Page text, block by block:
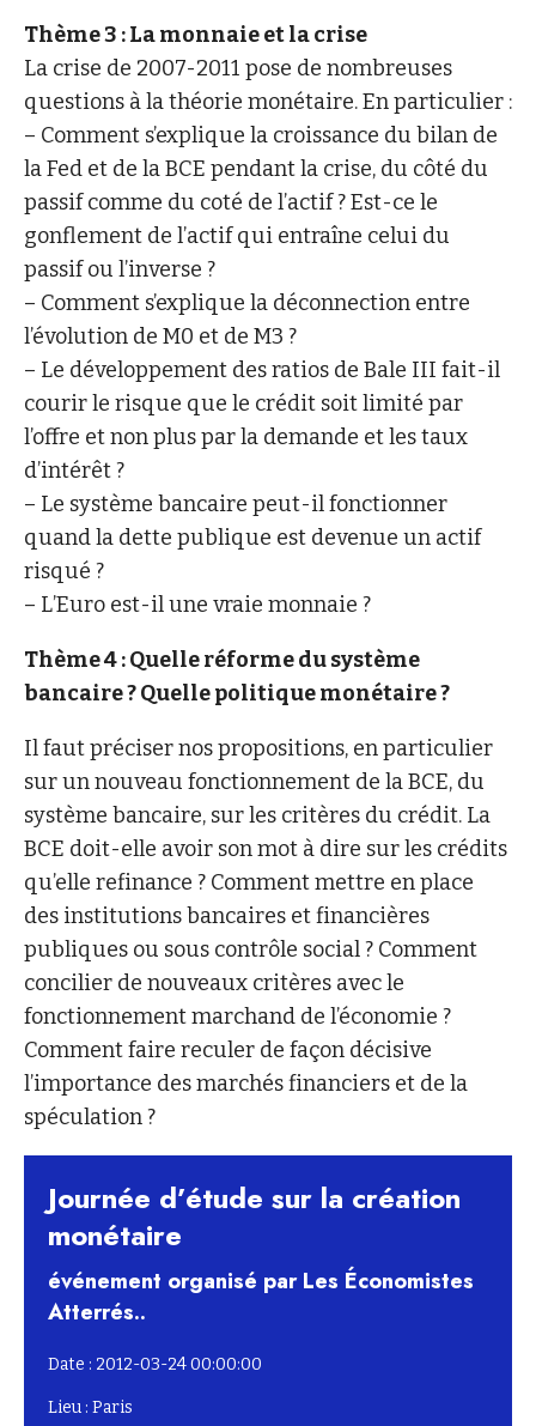
Thème 3 : La monnaie et la crise
La crise de 2007-2011 pose de nombreuses
questions à la théorie monétaire. En particulier :
– Comment s’explique la croissance du bilan de
la Fed et de la BCE pendant la crise, du côté du
passif comme du coté de l’actif ? Est-ce le
gonflement de l’actif qui entraîne celui du
passif ou l’inverse ?
– Comment s’explique la déconnection entre
l’évolution de M0 et de M3 ?
– Le développement des ratios de Bale III fait-il
courir le risque que le crédit soit limité par
l’offre et non plus par la demande et les taux
d’intérêt ?
– Le système bancaire peut-il fonctionner
quand la dette publique est devenue un actif
risqué ?
– L’Euro est-il une vraie monnaie ?
Thème 4 : Quelle réforme du système
bancaire ? Quelle politique monétaire ?
Il faut préciser nos propositions, en particulier
sur un nouveau fonctionnement de la BCE, du
système bancaire, sur les critères du crédit. La
BCE doit-elle avoir son mot à dire sur les crédits
qu’elle refinance ? Comment mettre en place
des institutions bancaires et financières
publiques ou sous contrôle social ? Comment
concilier de nouveaux critères avec le
fonctionnement marchand de l’économie ?
Comment faire reculer de façon décisive
l’importance des marchés financiers et de la
spéculation ?
Journée d’étude sur la création
monétaire
événement organisé par Les Économistes
Atterrés..
Date : 2012-03-24 00:00:00
Lieu : Paris